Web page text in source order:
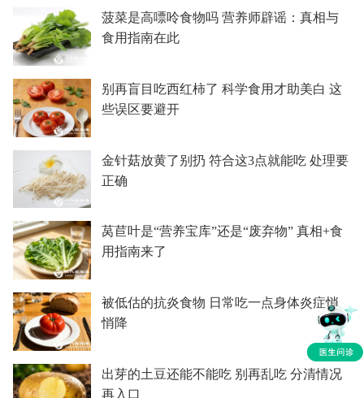
菠菜是高嘌呤食物吗 营养师辟谣：真相与
食用指南在此
别再盲目吃西红柿了 科学食用才助美白 这
些误区要避开
金针菇放黄了别扔 符合这3点就能吃 处理要
正确
莴苣叶是“营养宝库”还是“废弃物” 真相+食
用指南来了
被低估的抗炎食物 日常吃一点身体炎症悄
悄降
出芽的土豆还能不能吃 别再乱吃 分清情况
再入口